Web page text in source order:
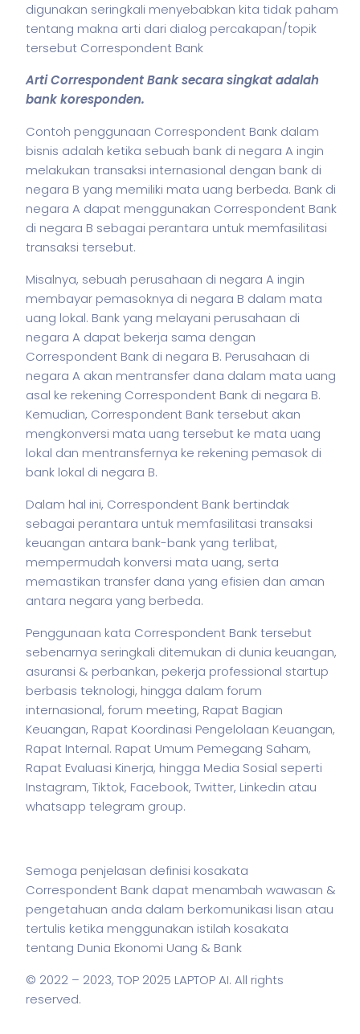
digunakan seringkali menyebabkan kita tidak paham
tentang makna arti dari dialog percakapan/topik
tersebut Correspondent Bank
Arti Correspondent Bank secara singkat adalah
bank koresponden.
Contoh penggunaan Correspondent Bank dalam
bisnis adalah ketika sebuah bank di negara A ingin
melakukan transaksi internasional dengan bank di
negara B yang memiliki mata uang berbeda. Bank di
negara A dapat menggunakan Correspondent Bank
di negara B sebagai perantara untuk memfasilitasi
transaksi tersebut.
Misalnya, sebuah perusahaan di negara A ingin
membayar pemasoknya di negara B dalam mata
uang lokal. Bank yang melayani perusahaan di
negara A dapat bekerja sama dengan
Correspondent Bank di negara B. Perusahaan di
negara A akan mentransfer dana dalam mata uang
asal ke rekening Correspondent Bank di negara B.
Kemudian, Correspondent Bank tersebut akan
mengkonversi mata uang tersebut ke mata uang
lokal dan mentransfernya ke rekening pemasok di
bank lokal di negara B.
Dalam hal ini, Correspondent Bank bertindak
sebagai perantara untuk memfasilitasi transaksi
keuangan antara bank-bank yang terlibat,
mempermudah konversi mata uang, serta
memastikan transfer dana yang efisien dan aman
antara negara yang berbeda.
Penggunaan kata Correspondent Bank tersebut
sebenarnya seringkali ditemukan di dunia keuangan,
asuransi & perbankan, pekerja professional startup
berbasis teknologi, hingga dalam forum
internasional, forum meeting, Rapat Bagian
Keuangan, Rapat Koordinasi Pengelolaan Keuangan,
Rapat Internal. Rapat Umum Pemegang Saham,
Rapat Evaluasi Kinerja, hingga Media Sosial seperti
Instagram, Tiktok, Facebook, Twitter, Linkedin atau
whatsapp telegram group.
Semoga penjelasan definisi kosakata
Correspondent Bank dapat menambah wawasan &
pengetahuan anda dalam berkomunikasi lisan atau
tertulis ketika menggunakan istilah kosakata
tentang Dunia Ekonomi Uang & Bank
© 2022 – 2023, TOP 2025 LAPTOP AI. All rights
reserved.